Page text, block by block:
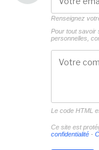
Renseignez
Pour tout savoir
personnelles,
Le code HTML
Ce site est
confidentialité-